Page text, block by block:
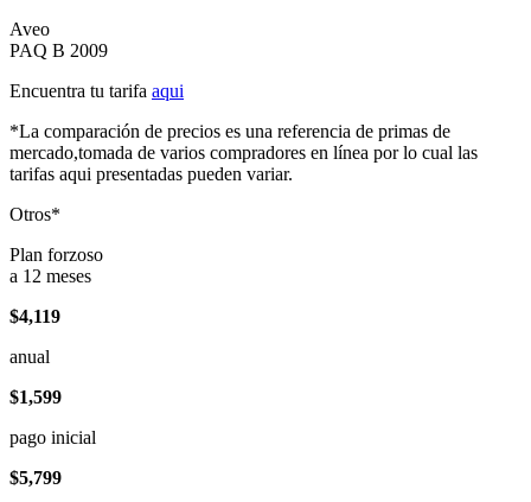
Aveo
PAQ B 2009
Encuentra tu tarifa aqui
*La comparación de precios es una referencia de primas de
mercado,tomada de varios compradores en línea por lo cual las
tarifas aqui presentadas pueden variar.
Otros*
Plan forzoso
a 12 meses
$4,119
anual
$1,599
pago inicial
$5,799